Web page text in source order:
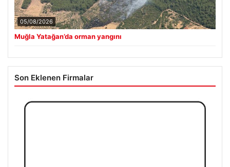
05/08/2026
Muğla Yatağan’da orman yangını
Son Eklenen Firmalar